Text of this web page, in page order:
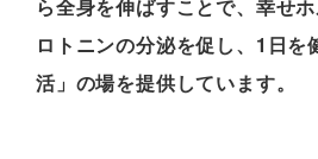
ら全身を伸ばすことで、幸せ
ロトニンの分泌を促し、1日を
活」の場を提供しています。